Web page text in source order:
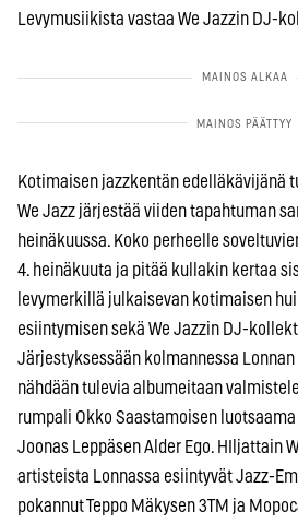
Levymusiikista vastaa We Jazzin DJ-
Kotimaisen jazzkentän edelläkävijänä
We Jazz järjestää viiden tapahtuman
heinäkuussa. Koko perheelle
4. heinäkuuta ja pitää kullakin kertaa
levymerkillä julkaisevan kotimaisen
esiintymisen sekä We Jazzin DJ-
Järjestyksessään kolmannessa Lonnan
nähdään tulevia albumeitaan
rumpali Okko Saastamoisen luotsaama
Joonas Leppäsen Alder Ego. HIljattain
artisteista Lonnassa esiintyvät Jazz-
pokannut Teppo Mäkysen 3TM ja